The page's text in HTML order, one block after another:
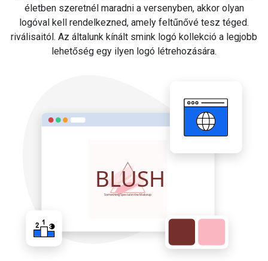
életben szeretnél maradni a versenyben, akkor olyan
logóval kell rendelkezned, amely feltűnővé tesz téged.
riválisaitól. Az általunk kínált smink logó kollekció a legjobb
lehetőség egy ilyen logó létrehozására.